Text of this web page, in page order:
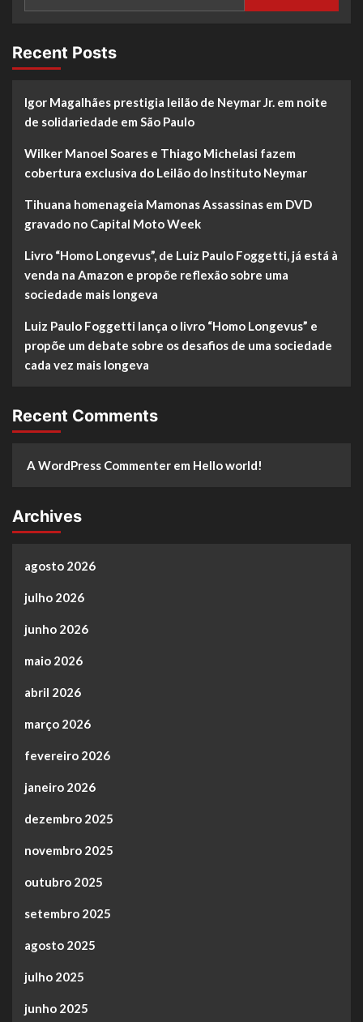
Recent Posts
Igor Magalhães prestigia leilão de Neymar Jr. em noite
de solidariedade em São Paulo
Wilker Manoel Soares e Thiago Michelasi fazem
cobertura exclusiva do Leilão do Instituto Neymar
Tihuana homenageia Mamonas Assassinas em DVD
gravado no Capital Moto Week
Livro “Homo Longevus”, de Luiz Paulo Foggetti, já está à
venda na Amazon e propõe reflexão sobre uma
sociedade mais longeva
Luiz Paulo Foggetti lança o livro “Homo Longevus” e
propõe um debate sobre os desafios de uma sociedade
cada vez mais longeva
Recent Comments
A WordPress Commenter em Hello world!
Archives
agosto 2026
julho 2026
junho 2026
maio 2026
abril 2026
março 2026
fevereiro 2026
janeiro 2026
dezembro 2025
novembro 2025
outubro 2025
setembro 2025
agosto 2025
julho 2025
junho 2025